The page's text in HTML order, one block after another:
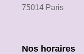
75014 Paris
Nos horaires